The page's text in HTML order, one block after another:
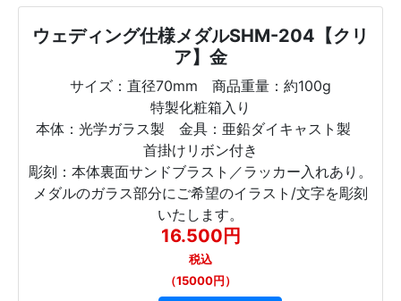
ウェディング仕様メダルSHM-204【クリ
ア】金
サイズ：直径70mm 商品重量：約100g
特製化粧箱入り
本体：光学ガラス製 金具：亜鉛ダイキャスト製
首掛けリボン付き
彫刻：本体裏面サンドブラスト／ラッカー入れあり。
メダルのガラス部分にご希望のイラスト/文字を彫刻
いたします。
16.500円
税込
（15000円）